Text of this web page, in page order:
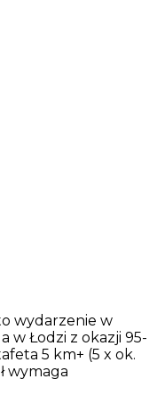
wydarzenie w
w Łodzi z okazji 95-
5 km+ (5 x ok.
wymaga